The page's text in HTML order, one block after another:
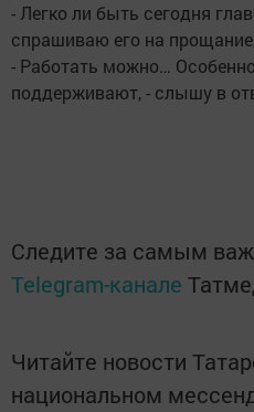
- Легко ли быть сегодня
спрашиваю его на
- Работать можно…
поддерживают, - слышу в
Следите за самым
Telegram-канале
Читайте новости
национальном